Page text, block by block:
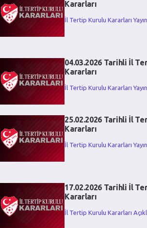
Kararları
İl Tertip Kurulu Kararları
04.03.2026 Tarihli İl
Kararları
İl Tertip Kurulu Kararları
25.02.2026 Tarihli İl
Kararları
İl Tertip Kurulu Kararları
17.02.2026 Tarihli İl
Kararları
İl Tertip Kurulu Kararları